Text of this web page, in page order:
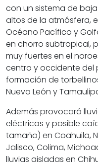
con un sistema de
altos de la atmósfera,
Océano Pacífico y
en chorro subtropical,
muy fuertes en el
centro y occidente del
formación de
Nuevo León y
Además provocará
eléctricas y posible
tamaño) en Coahuila,
Jalisco, Colima,
lluvias aisladas en